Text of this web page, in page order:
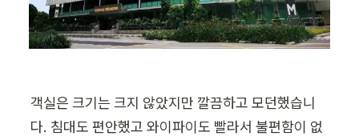
객실은 크기는 크지 않았지만 깔끔하고 모던했습니
다. 침대도 편안했고 와이파이도 빨라서 불편함이 없